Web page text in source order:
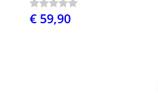
€ 59,90